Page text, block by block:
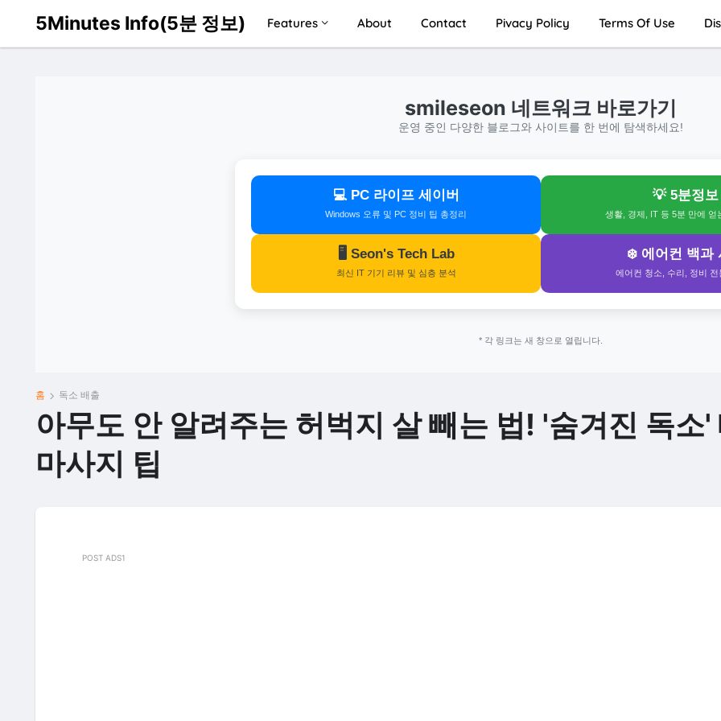
5Minutes Info(5분 정보) Features About Contact Pivacy Policy Terms Of Use
smileseon 네트워크 바로가기
운영 중인 다양한 블로그와 사이트를 한 번에 탐색하세요!
💻 PC 라이프 세이버
Windows 오류 및 PC 정비 팁 총정리
💡 5분정보
생활, 경제, IT 등 5분 만에 얻
🖥️ Seon's Tech Lab
최신 IT 기기 리뷰 및 심층 분석
❄️ 에어컨 백과
에어컨 청소, 수리, 정비 전
* 각 링크는 새 창으로 열립니다.
홈 독소 배출
아무도 안 알려주는 허벅지 살 빼는 법! '숨겨진 독소'
마사지 팁
POST ADS1